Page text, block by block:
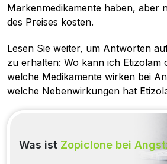
Markenmedikamente haben, aber
des Preises kosten.
Lesen Sie weiter, um Antworten
zu erhalten: Wo kann ich Etizolam
welche Medikamente wirken bei
welche Nebenwirkungen hat
Was ist Zopiclone bei